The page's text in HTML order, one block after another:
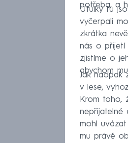
potřeba, a
Útulky tu
vyčerpali
zkrátka
nás o přijetí
zjistíme o
abychom
Jak naopak
v lese,
Krom toho,
nepřijatelné
mohl uvázat
mu právě